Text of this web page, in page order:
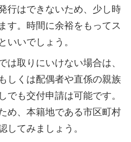
行はできないため、少し時
す。時間に余裕をもってス
いいでしょう。
は取りにいけない場合は、
しくは配偶者や直係の親族
でも交付申請は可能です。
め、本籍地である市区町村
してみましょう。